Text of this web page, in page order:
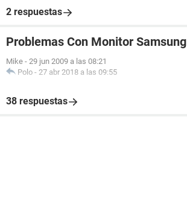
2 respuestas
Problemas Con Monitor Samsung
Mike - 29 jun 2009 a las 08:21
Polo - 27 abr 2018 a las 09:55
38 respuestas